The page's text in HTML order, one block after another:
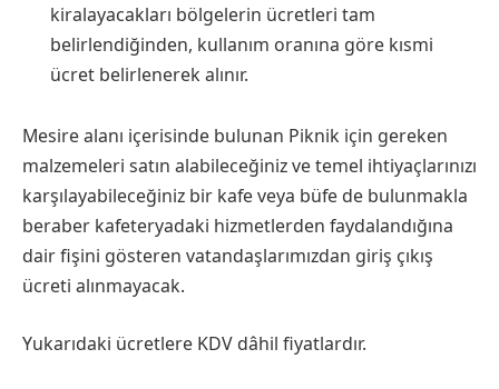
kiralayacakları bölgelerin ücretleri tam
belirlendiğinden, kullanım oranına göre kısmi
ücret belirlenerek alınır.
Mesire alanı içerisinde bulunan Piknik için gereken
malzemeleri satın alabileceğiniz ve temel ihtiyaçlarınızı
karşılayabileceğiniz bir kafe veya büfe de bulunmakla
beraber kafeteryadaki hizmetlerden faydalandığına
dair fişini gösteren vatandaşlarımızdan giriş çıkış
ücreti alınmayacak.
Yukarıdaki ücretlere KDV dâhil fiyatlardır.